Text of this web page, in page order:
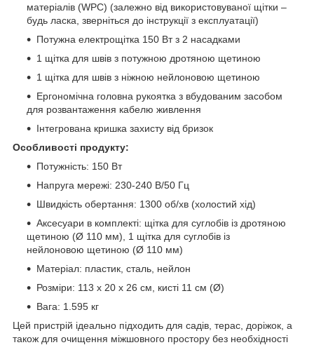
матеріалів (WPC) (залежно від використовуваної щітки –
будь ласка, зверніться до інструкції з експлуатації)
Потужна електрощітка 150 Вт з 2 насадками
1 щітка для швів з потужною дротяною щетиною
1 щітка для швів з ніжною нейлоновою щетиною
Ергономічна головна рукоятка з вбудованим засобом
для розвантаження кабелю живлення
Інтегрована кришка захисту від бризок
Особливості продукту:
Потужність: 150 Вт
Напруга мережі: 230-240 В/50 Гц
Швидкість обертання: 1300 об/хв (холостий хід)
Аксесуари в комплекті: щітка для суглобів із дротяною
щетиною (Ø 110 мм), 1 щітка для суглобів із
нейлоновою щетиною (Ø 110 мм)
Матеріал: пластик, сталь, нейлон
Розміри: 113 х 20 х 26 см, кисті 11 см (Ø)
Вага: 1.595 кг
Цей пристрій ідеально підходить для садів, терас, доріжок, а
також для очищення міжшовного простору без необхідності